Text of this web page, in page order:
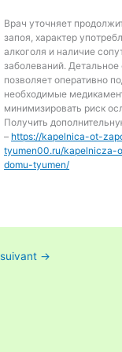
Врач уточняет
запоя, характер
алкоголя и наличие
заболеваний.
позволяет оперативно
необходимые
минимизировать риск
Получить
– https://kapelnica-ot-
tyumen00.ru/kapelnicza-
domu-tyumen/
→